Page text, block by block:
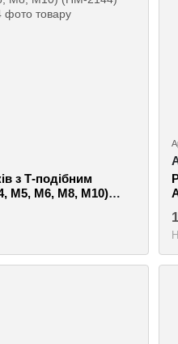
з Т-подібним
M5, M6, M8, M10)